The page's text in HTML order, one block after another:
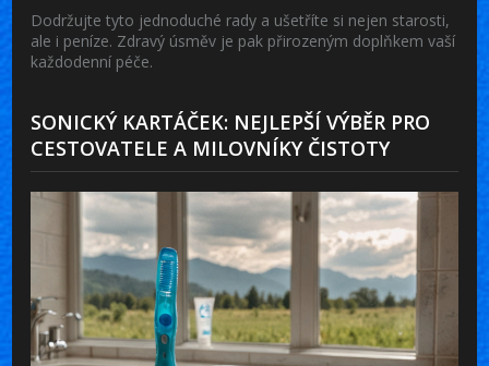
Dodržujte tyto jednoduché rady a ušetříte si nejen starosti,
ale i peníze. Zdravý úsměv je pak přirozeným doplňkem vaší
každodenní péče.
SONICKÝ KARTÁČEK: NEJLEPŠÍ VÝBĚR PRO
CESTOVATELE A MILOVNÍKY ČISTOTY